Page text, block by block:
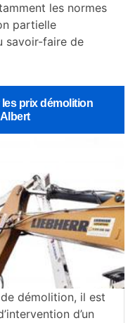
prix démolition
démolition, il est
d’un
les normes
partielle
savoir-faire de